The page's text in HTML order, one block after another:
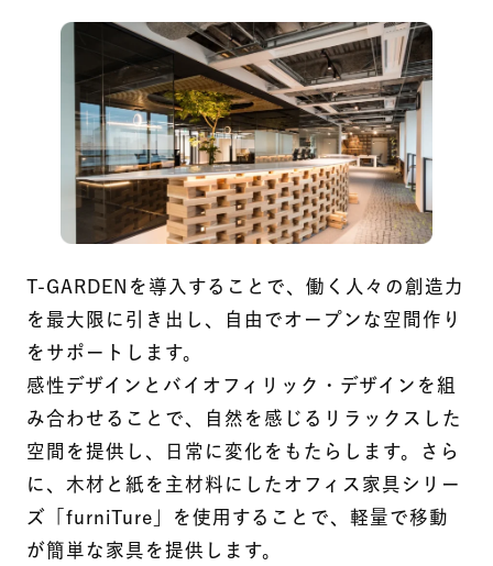
T-GARDENを導入することで、働く人々の創造力
を最大限に引き出し、自由でオープンな空間作り
をサポートします。
感性デザインとバイオフィリック・デザインを組
み合わせることで、自然を感じるリラックスした
空間を提供し、日常に変化をもたらします。さら
に、木材と紙を主材料にしたオフィス家具シリー
ズ「furniTure」を使用することで、軽量で移動
が簡単な家具を提供します。